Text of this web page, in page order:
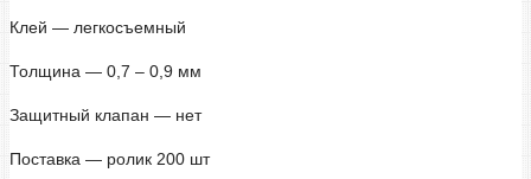
Клей — легкосъемный
Толщина — 0,7 – 0,9 мм
Защитный клапан — нет
Поставка — ролик 200 шт